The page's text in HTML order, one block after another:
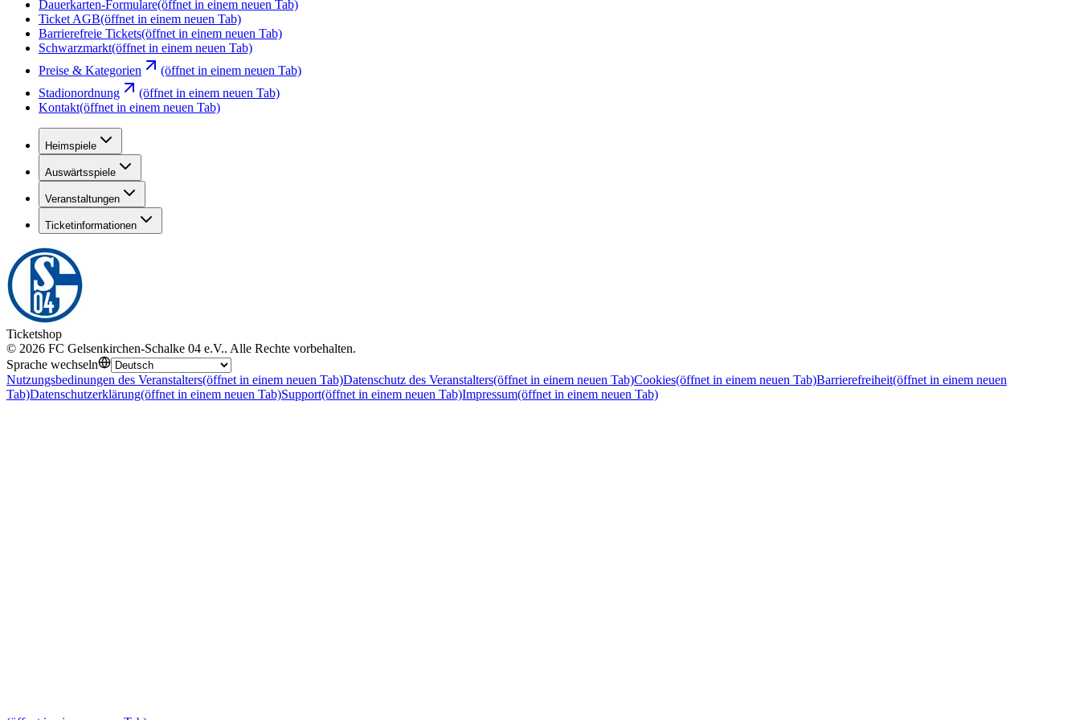
Dauerkarten-Formulare(öffnet in einem neuen Tab)
Ticket AGB(öffnet in einem neuen Tab)
Barrierefreie Tickets(öffnet in einem neuen Tab)
Schwarzmarkt(öffnet in einem neuen Tab)
Preise & Kategorien
(öffnet in einem neuen Tab)
Stadionordnung
(öffnet in einem neuen Tab)
Kontakt(öffnet in einem neuen Tab)
Heimspiele
Auswärtsspiele
Veranstaltungen
Ticketinformationen
Ticketshop
© 2026 FC Gelsenkirchen-Schalke 04 e.V.. Alle Rechte vorbehalten.
Sprache wechseln
Nutzungsbedinungen des Veranstalters(öffnet in einem neuen Tab)Datenschutz des Veranstalters(öffnet in einem neuen Tab)Cookies(öffnet in einem neuen Tab)Barrierefreiheit(öffnet in einem neuen
Tab)Datenschutzerklärung(öffnet in einem neuen Tab)Support(öffnet in einem neuen Tab)Impressum(öffnet in einem neuen Tab)